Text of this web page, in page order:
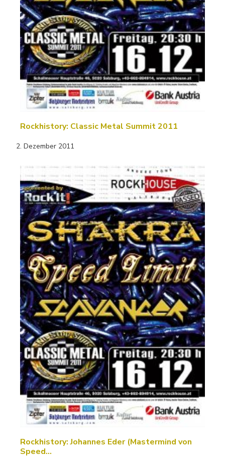
Rockhistory: Classic Metal Summit 2011
2. Dezember 2011
Rockhistory: Johannes Eder (Mastermind von
Speed…